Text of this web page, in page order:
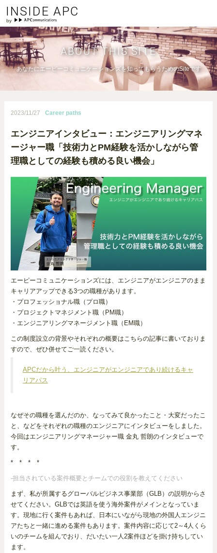
INSIDE APC
ABOUT THIS SITE
あなたにエーピーコミュニケーションズを知ってもらうためのSiteです
2023/11/27 Career paths
エンジニアインタビュー：エンジニアリングマネ
ージャー職「技術力とPM経験を活かしながら管
理職としての経験も積める良い機会」
エーピーコミュニケーションズには、エンジニアがエンジニアのまま
キャリアアップできる3つの職種があります。
・プロフェッショナル職（プロ職）
・プロジェクトマネジメント職（PM職）
・エンジニアリングマネージメント職（EM職）
この制度設立の背景やそれぞれの概要はこちらの記事に書いておりま
すので、ぜひ併せてご一読ください。
APCだから叶う、エンジニアがエンジニアであり続けるキャ
リアパス
なぜその職種を選んだのか、なってみて良かったこと・大変だったこ
と、などをそれぞれの職種のエンジニアにインタビューをしました。
今回はエンジニアリングマネージャー職 金丸 哲朗のインタビューで
す。
* * * *
-担当されている案件概要とチームでの役割を教えてください
まず、私が所属するグローバルビジネス事業部（GLB）の説明からさ
せてください。GLBでは英語を使う海外案件がメインとなっていま
す。現地に行く案件もあれば、日本にいながら現地の外国人エンジニ
アたちと一緒に進める案件もあります。案件内容に応じて2～4人くら
いのチームを組んでおり、だいたい一人2案件ほどを掛け持ちしてい
ます。